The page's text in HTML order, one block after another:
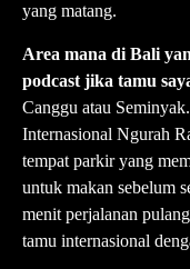
yang matang.
Area mana di Bali
podcast jika tamu
Canggu atau
Internasional Ngurah
tempat parkir yang
untuk makan sebelum
menit perjalanan
tamu internasional